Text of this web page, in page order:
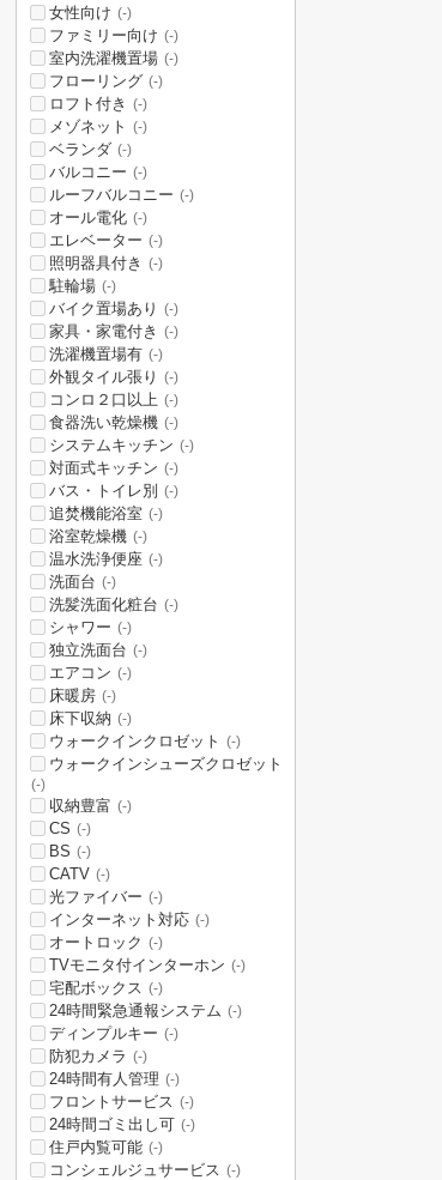
女性向け (-)
ファミリー向け (-)
室内洗濯機置場 (-)
フローリング (-)
ロフト付き (-)
メゾネット (-)
ベランダ (-)
バルコニー (-)
ルーフバルコニー (-)
オール電化 (-)
エレベーター (-)
照明器具付き (-)
駐輪場 (-)
バイク置場あり (-)
家具・家電付き (-)
洗濯機置場有 (-)
外観タイル張り (-)
コンロ２口以上 (-)
食器洗い乾燥機 (-)
システムキッチン (-)
対面式キッチン (-)
バス・トイレ別 (-)
追焚機能浴室 (-)
浴室乾燥機 (-)
温水洗浄便座 (-)
洗面台 (-)
洗髪洗面化粧台 (-)
シャワー (-)
独立洗面台 (-)
エアコン (-)
床暖房 (-)
床下収納 (-)
ウォークインクロゼット (-)
ウォークインシューズクロゼット
(-)
収納豊富 (-)
CS (-)
BS (-)
CATV (-)
光ファイバー (-)
インターネット対応 (-)
オートロック (-)
TVモニタ付インターホン (-)
宅配ボックス (-)
24時間緊急通報システム (-)
ディンプルキー (-)
防犯カメラ (-)
24時間有人管理 (-)
フロントサービス (-)
24時間ゴミ出し可 (-)
住戸内覧可能 (-)
コンシェルジュサービス (-)